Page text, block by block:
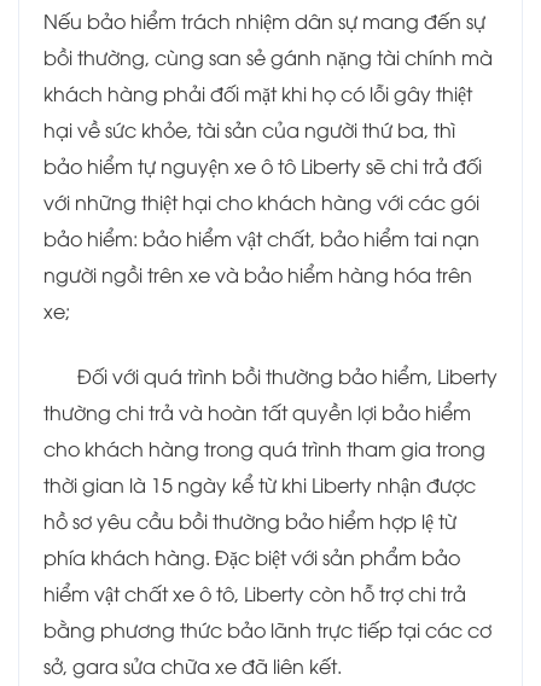
Nếu bảo hiểm trách nhiệm dân sự mang đến sự
bồi thường, cùng san sẻ gánh nặng tài chính mà
khách hàng phải đối mặt khi họ có lỗi gây thiệt
hại về sức khỏe, tài sản của người thứ ba, thì
bảo hiểm tự nguyện xe ô tô Liberty sẽ chi trả đối
với những thiệt hại cho khách hàng với các gói
bảo hiểm: bảo hiểm vật chất, bảo hiểm tai nạn
người ngồi trên xe và bảo hiểm hàng hóa trên
xe;
Đối với quá trình bồi thường bảo hiểm, Liberty
thường chi trả và hoàn tất quyền lợi bảo hiểm
cho khách hàng trong quá trình tham gia trong
thời gian là 15 ngày kể từ khi Liberty nhận được
hồ sơ yêu cầu bồi thường bảo hiểm hợp lệ từ
phía khách hàng. Đặc biệt với sản phẩm bảo
hiểm vật chất xe ô tô, Liberty còn hỗ trợ chi trả
bằng phương thức bảo lãnh trực tiếp tại các cơ
sở, gara sửa chữa xe đã liên kết.